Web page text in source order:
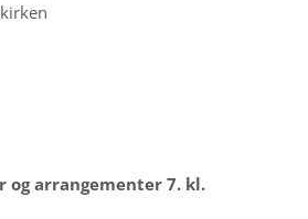
arrangementer 7. kl.